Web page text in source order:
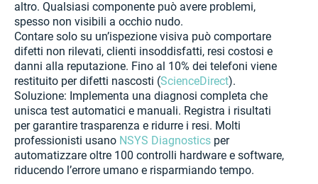
altro. Qualsiasi componente può avere problemi,
spesso non visibili a occhio nudo.
Contare solo su un’ispezione visiva può comportare
difetti non rilevati, clienti insoddisfatti, resi costosi e
danni alla reputazione. Fino al 10% dei telefoni viene
restituito per difetti nascosti (ScienceDirect).
Soluzione: Implementa una diagnosi completa che
unisca test automatici e manuali. Registra i risultati
per garantire trasparenza e ridurre i resi. Molti
professionisti usano NSYS Diagnostics per
automatizzare oltre 100 controlli hardware e software,
riducendo l’errore umano e risparmiando tempo.